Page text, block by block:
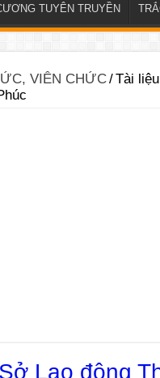
TUYÊN TRUYỀN
VIÊN CHỨC/Tài
Lao động